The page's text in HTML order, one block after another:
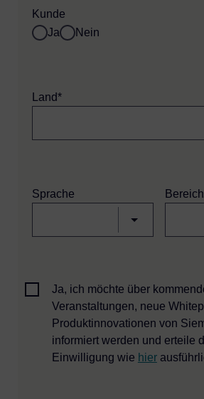
Kunde
Ja
Nein
Land*
Sprache
Ja, ich möchte über
Veranstaltungen, neue
Produktinnovationen von
informiert werden und erteile
Einwilligung wie hier